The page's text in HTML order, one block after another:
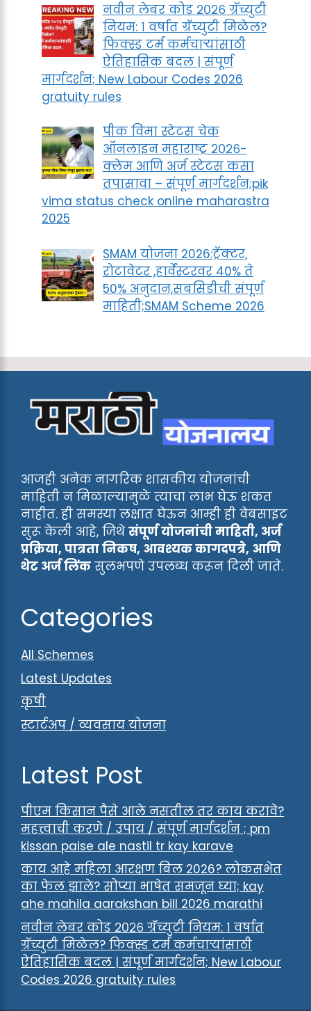
नवीन लेबर कोड २०२६ ग्रॅच्युटी
नियम: १ वर्षात ग्रॅच्युटी मिळेल?
फिक्स्ड टर्म कर्मचाऱ्यांसाठी
ऐतिहासिक बदल | संपूर्ण
मार्गदर्शन; New Labour Codes 2026
gratuity rules
पीक विमा स्टेटस चेक
ऑनलाइन महाराष्ट्र २०२६-
क्लेम आणि अर्ज स्टेटस कसा
तपासावा – संपूर्ण मार्गदर्शन;pik
vima status check online maharastra
2025
SMAM योजना 2026:ट्रॅक्टर,
रोटावेटर ,हार्वेस्टरवर 40% ते
50% अनुदान,सबसिडीची संपूर्ण
माहिती;SMAM Scheme 2026
आजही अनेक नागरिक शासकीय योजनांची
माहिती न मिळाल्यामुळे त्याचा लाभ घेऊ शकत
नाहीत. ही समस्या लक्षात घेऊन आम्ही ही वेबसाइट
सुरू केली आहे, जिथेसंपूर्ण योजनांची माहिती, अर्ज
प्रक्रिया, पात्रता निकष, आवश्यक कागदपत्रे, आणि
थेट अर्ज लिंक सुलभपणे उपलब्ध करून दिली जाते.
Categories
All Schemes
Latest Updates
कृषी
स्टार्टअप / व्यवसाय योजना
Latest Post
पीएम किसान पैसे आले नसतील तर काय करावे?
महत्त्वाची करणे / उपाय / संपूर्ण मार्गदर्शन ; pm
kissan paise ale nastil tr kay karave
काय आहे महिला आरक्षण बिल 2026? लोकसभेत
का फेल झाले? सोप्या भाषेत समजून घ्या; kay
ahe mahila aarakshan bill 2026 marathi
नवीन लेबर कोड २०२६ ग्रॅच्युटी नियम: १ वर्षात
ग्रॅच्युटी मिळेल? फिक्स्ड टर्म कर्मचाऱ्यांसाठी
ऐतिहासिक बदल | संपूर्ण मार्गदर्शन; New Labour
Codes 2026 gratuity rules